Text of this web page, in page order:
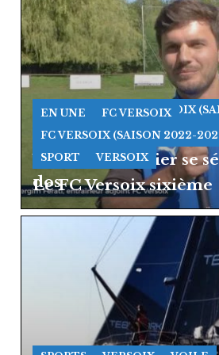
FC VERSOIX
FC VERSOIX
FOOTBALL
SPORT
Versoix et Vernier se
dos
EN UNE
FC VERSOIX
FC VERSOIX (SAISON 2022-
SPORT
VERSOIX
Le FC Versoix sixième